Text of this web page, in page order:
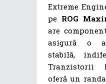
Extreme
pe ROG
are
asigură o
stabilă,
Tranzistorii
oferă un